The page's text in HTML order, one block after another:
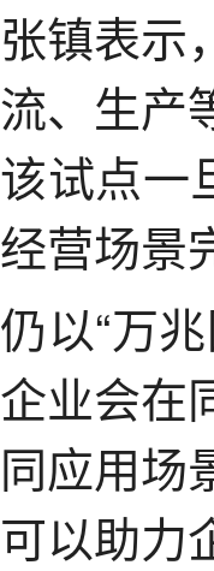
张镇表示
流、生产
该试点一
经营场景
仍以“万
企业会在
同应用场
可以助力